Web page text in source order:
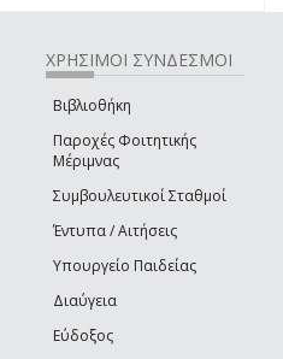
e-mail)
ΧΡΗΣΙΜΟΙ ΣΥΝΔΕΣΜΟΙ
Βιβλιοθήκη
Παροχές Φοιτητικής
Μέριμνας
Συμβουλευτικοί Σταθμοί
Έντυπα / Αιτήσεις
Υπουργείο Παιδείας
Διαύγεια
Εύδοξος